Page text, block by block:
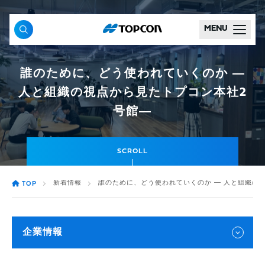
MENU
誰のために、どう使われていくのか ―
人と組織の視点から見たトプコン本社2
号館―
SCROLL
TOP 新着情報 誰のために、どう使われていくのか ― 人と組織の
企業情報